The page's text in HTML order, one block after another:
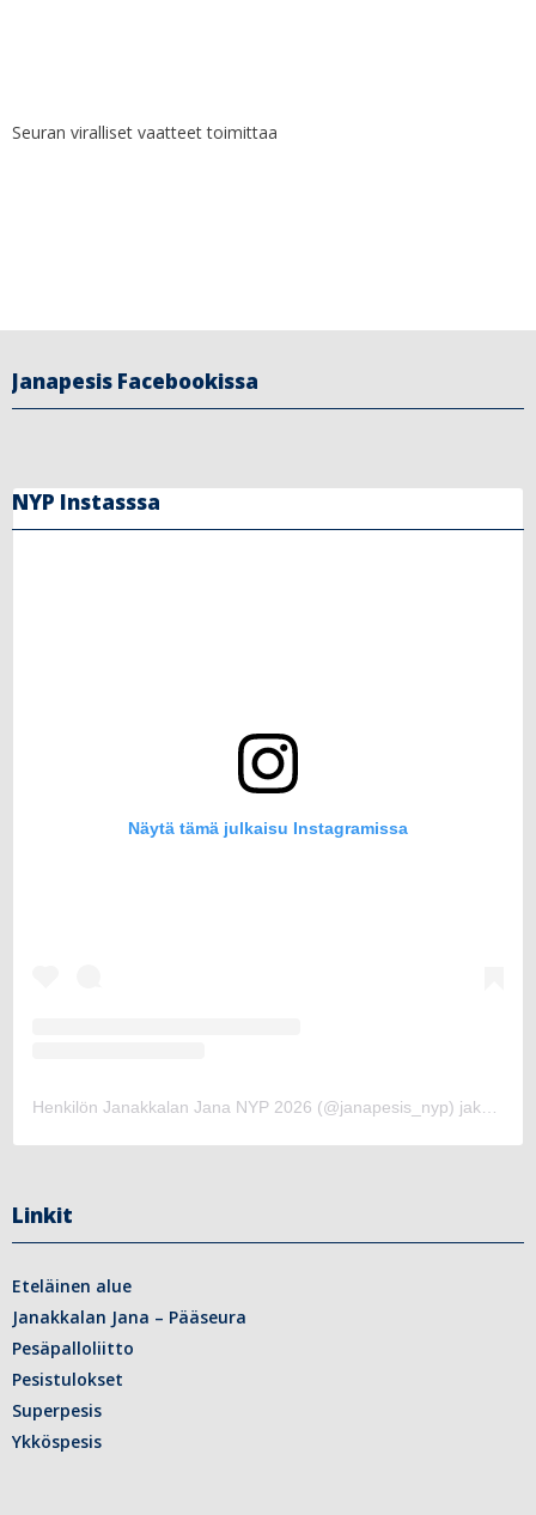
Seuran viralliset vaatteet toimittaa
Janapesis Facebookissa
NYP Instasssa
Näytä tämä julkaisu Instagramissa
Henkilön Janakkalan Jana NYP 2026 (@janapesis_nyp) jakama julkaisu
Linkit
Eteläinen alue
Janakkalan Jana – Pääseura
Pesäpalloliitto
Pesistulokset
Superpesis
Ykköspesis